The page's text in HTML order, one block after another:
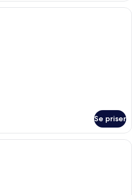
Et moderne hotelværelse med en
Se priser
Et moderne hotelværelse med